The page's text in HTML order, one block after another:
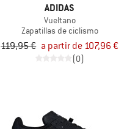
ADIDAS
Vueltano
Zapatillas de ciclismo
119,95 € a partir de 107,96 €
(0)